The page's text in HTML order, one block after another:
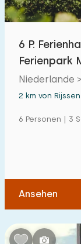
Hilfsmittel
6 P.
Ferienpark
Niederlande
2 km von
6 Personen | 3
Ansehen